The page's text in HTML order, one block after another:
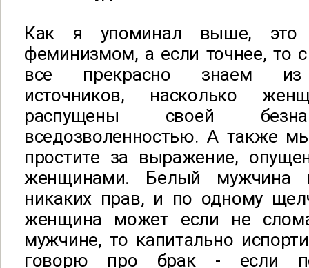
Как я упоминал выше, это
феминизмом, а если точнее, то
все прекрасно знаем из
источников, насколько
распущены своей
вседозволенностью. А также
простите за выражение,
женщинами. Белый мужчина
никаких прав, и по одному
женщина может если не
мужчине, то капитально
говорю про брак - если